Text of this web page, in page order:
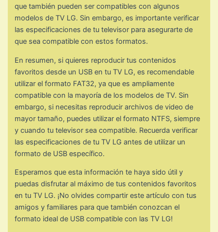
que también pueden ser compatibles con algunos
modelos de TV LG. Sin embargo, es importante verificar
las especificaciones de tu televisor para asegurarte de
que sea compatible con estos formatos.
En resumen, si quieres reproducir tus contenidos
favoritos desde un USB en tu TV LG, es recomendable
utilizar el formato FAT32, ya que es ampliamente
compatible con la mayoría de los modelos de TV. Sin
embargo, si necesitas reproducir archivos de video de
mayor tamaño, puedes utilizar el formato NTFS, siempre
y cuando tu televisor sea compatible. Recuerda verificar
las especificaciones de tu TV LG antes de utilizar un
formato de USB específico.
Esperamos que esta información te haya sido útil y
puedas disfrutar al máximo de tus contenidos favoritos
en tu TV LG. ¡No olvides compartir este artículo con tus
amigos y familiares para que también conozcan el
formato ideal de USB compatible con las TV LG!